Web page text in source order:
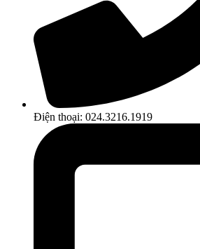
Điện thoại: 024.3216.1919